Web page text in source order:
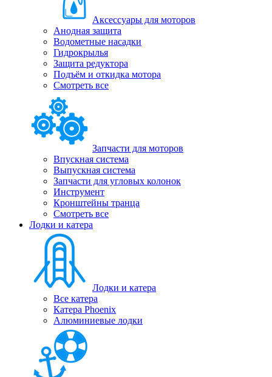
Аксессуары для моторов
Анодная защита
Водометные насадки
Гидрокрылья
Защита редуктора
Подъём и откидка мотора
Смотреть все
Запчасти для моторов
Впускная система
Выпускная система
Запчасти для угловых колонок
Инструмент
Кронштейны транца
Смотреть все
Лодки и катера
Лодки и катера
Все катера
Катера Phoenix
Алюминиевые лодки